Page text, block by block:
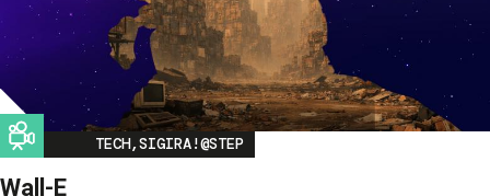
Image
TECH,SIGIRA!@STEP
Wall-E